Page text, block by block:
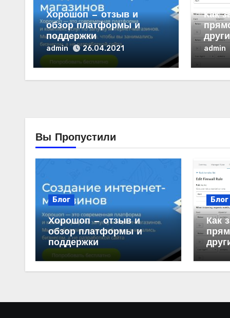
Хорошоп — отзыв и
обзор платформы и
поддержки
admin 26.04.2021
Как
admin
Вы Пропустили
Блог
Хорошоп — отзыв и
обзор платформы и
поддержки
Блог
Как